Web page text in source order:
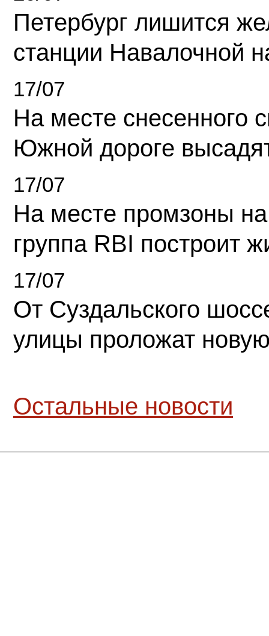
Петербург лишится
станции Навалочной
17/07
На месте снесенного
Южной дороге
17/07
На месте промзоны
группа RBI построит
17/07
От Суздальского
улицы проложат
Остальные новости